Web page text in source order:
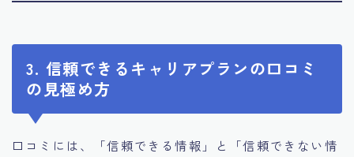
3. 信頼できるキャリアプランの口コミ
の見極め方
口コミには、「信頼できる情報」と「信頼できない情